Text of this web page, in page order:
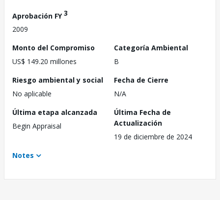
Aprobación FY3
2009
Monto del Compromiso
US$ 149.20 millones
Categoría Ambiental
B
Riesgo ambiental y social
No aplicable
Fecha de Cierre
N/A
Última etapa alcanzada
Begin Appraisal
Última Fecha de
Actualización
19 de diciembre de 2024
Notes